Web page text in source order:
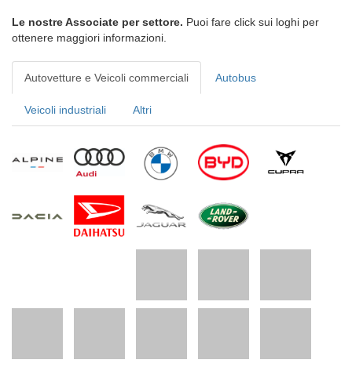
Le nostre Associate per settore. Puoi fare click sui loghi per
ottenere maggiori informazioni.
Autovetture e Veicoli commerciali Autobus
Veicoli industriali Altri